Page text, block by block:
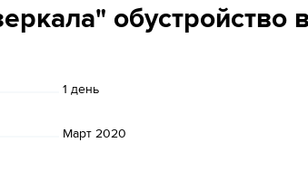
обустройство
1 день
Март 2020